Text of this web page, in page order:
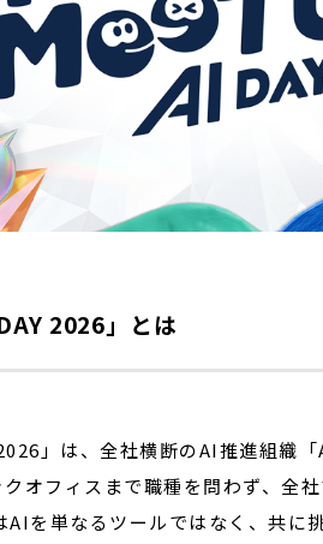
2026」とは
」は、全社横断のAI推進組織
オフィスまで職種を問わず、全
を単なるツールではなく、共に